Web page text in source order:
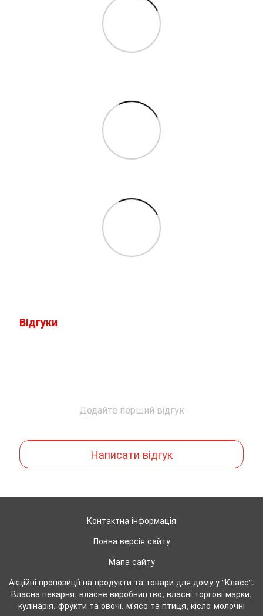
Відгуки
Додайте перший відгук
Написати відгук
Контактна інформація
Повна версія сайту
Мапа сайту
Акційні пропозиції на продукти та товари для дому у "Класс".
Власна пекарня, власне виробництво, власні торгові марки,
кулінарія, фрукти та овочі, м'ясо та птиця, кісло-молочні